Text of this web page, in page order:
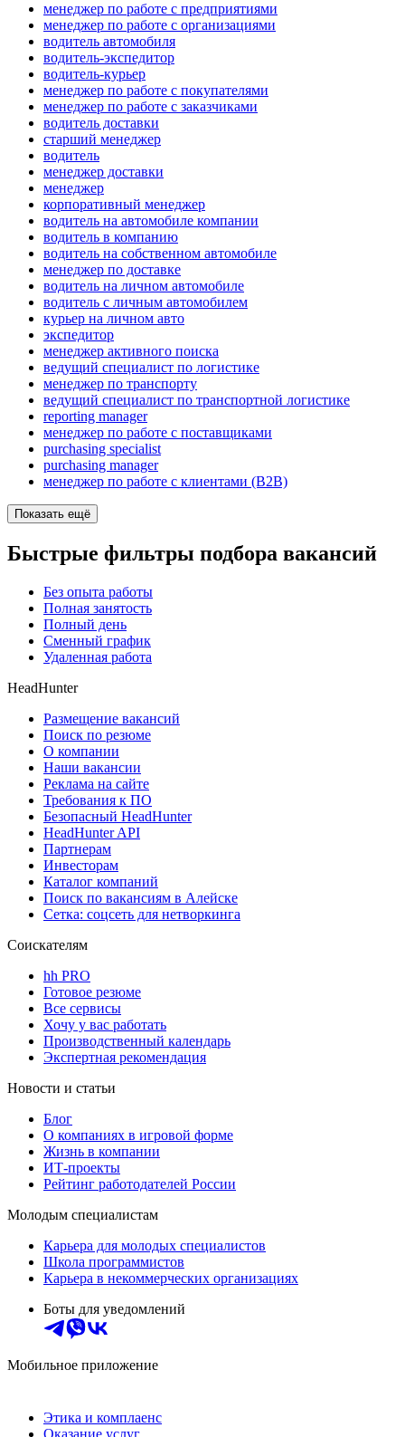
менеджер по работе с предприятиями
менеджер по работе с организациями
водитель автомобиля
водитель-экспедитор
водитель-курьер
менеджер по работе с покупателями
менеджер по работе с заказчиками
водитель доставки
старший менеджер
водитель
менеджер доставки
менеджер
корпоративный менеджер
водитель на автомобиле компании
водитель в компанию
водитель на собственном автомобиле
менеджер по доставке
водитель на личном автомобиле
водитель с личным автомобилем
курьер на личном авто
экспедитор
менеджер активного поиска
ведущий специалист по логистике
менеджер по транспорту
ведущий специалист по транспортной логистике
reporting manager
менеджер по работе с поставщиками
purchasing specialist
purchasing manager
менеджер по работе с клиентами (B2B)
Показать ещё
Быстрые фильтры подбора вакансий
Без опыта работы
Полная занятость
Полный день
Сменный график
Удаленная работа
HeadHunter
Размещение вакансий
Поиск по резюме
О компании
Наши вакансии
Реклама на сайте
Требования к ПО
Безопасный HeadHunter
HeadHunter API
Партнерам
Инвесторам
Каталог компаний
Поиск по вакансиям в Алейске
Сетка: соцсеть для нетворкинга
Соискателям
hh PRO
Готовое резюме
Все сервисы
Хочу у вас работать
Производственный календарь
Экспертная рекомендация
Новости и статьи
Блог
О компаниях в игровой форме
Жизнь в компании
ИТ-проекты
Рейтинг работодателей России
Молодым специалистам
Карьера для молодых специалистов
Школа программистов
Карьера в некоммерческих организациях
Боты для уведомлений
Мобильное приложение
Этика и комплаенс
Оказание услуг